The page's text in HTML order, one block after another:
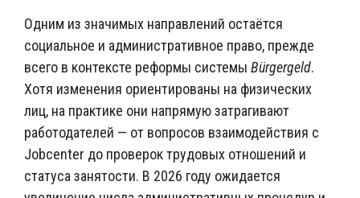
Одним из значимых направлений остаётся
социальное и административное право, прежде
всего в контексте реформы системы Bürgergeld.
Хотя изменения ориентированы на физических
лиц, на практике они напрямую затрагивают
работодателей — от вопросов взаимодействия с
Jobcenter до проверок трудовых отношений и
статуса занятости. В 2026 году ожидается